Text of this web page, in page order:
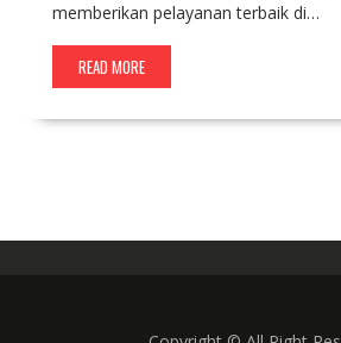
memberikan pelayanan terbaik di…
READ MORE